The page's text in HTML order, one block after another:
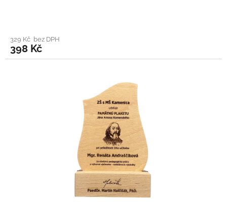
329 Kč bez DPH
398 Kč